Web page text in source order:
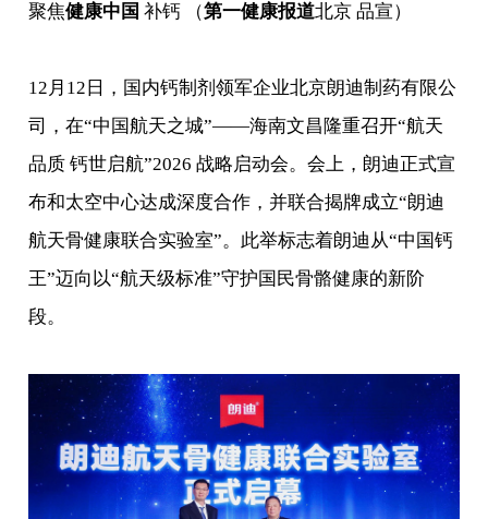
聚焦健康中国 补钙 （第一健康报道北京 品宣）
12月12日，国内钙制剂领军企业北京朗迪制药有限公
司，在“中国航天之城”——海南文昌隆重召开“航天
品质 钙世启航”2026 战略启动会。会上，朗迪正式宣
布和太空中心达成深度合作，并联合揭牌成立“朗迪
航天骨健康联合实验室”。此举标志着朗迪从“中国钙
王”迈向以“航天级标准”守护国民骨骼健康的新阶
段。